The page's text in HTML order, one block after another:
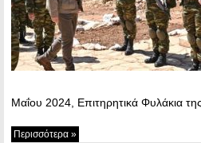
Μαΐου 2024, Επιτηρητικά Φυλάκια
Περισσότερα »